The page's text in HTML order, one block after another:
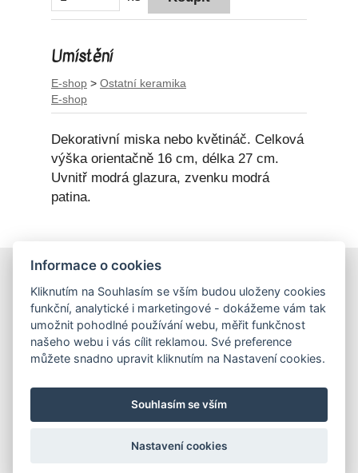
Umístění
E-shop > Ostatní keramika
E-shop
Dekorativní miska nebo květináč. Celková
výška orientačně 16 cm, délka 27 cm.
Uvnitř modrá glazura, zvenku modrá
patina.
Obchodní podmínky
Podmínky ochrany osobních údajů
Hrnečky
Ateliér Hrnečky
O mně
Informace o cookies
Kliknutím na Souhlasím se vším budou uloženy cookies
funkční, analytické i marketingové - dokážeme vám tak
umožnit pohodlné používání webu, měřit funkčnost
našeho webu i vás cílit reklamou. Své preference
můžete snadno upravit kliknutím na Nastavení cookies.
Souhlasím se vším
Nastavení cookies